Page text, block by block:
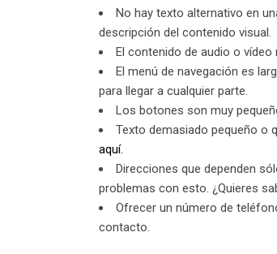
No hay texto alternativo en
descripción del contenido visual.
El contenido de audio o
El menú de navegación es
para llegar a cualquier parte.
Los botones son muy
Texto demasiado pequeño o
aquí.
Direcciones que dependen
problemas con esto. ¿Quieres
Ofrecer un número de
contacto.